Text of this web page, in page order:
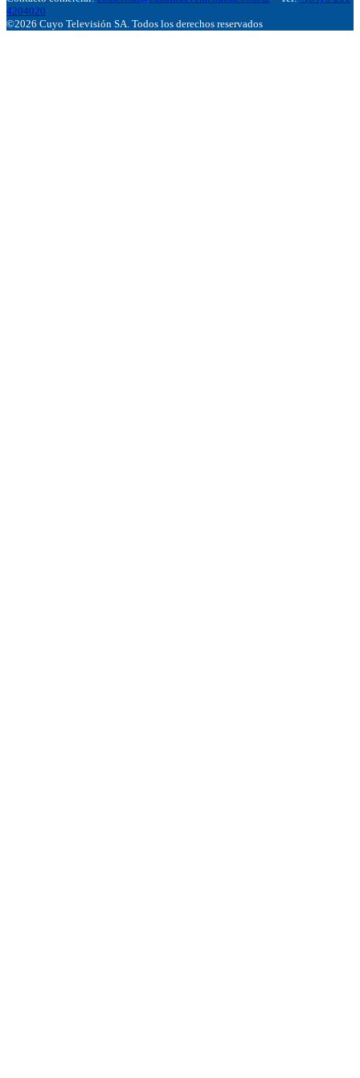
4204020
©2026 Cuyo Televisión SA. Todos los derechos reservados